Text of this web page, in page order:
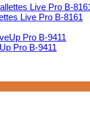
Live Pro Β-8161
Pro Β-9411